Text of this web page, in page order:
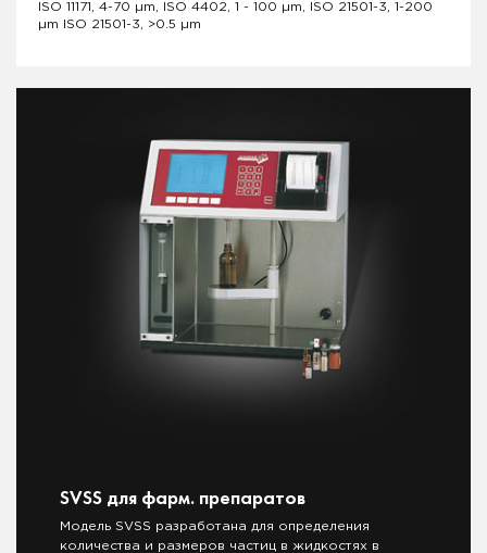
ISO 11171, 4-70 µm, ISO 4402, 1 - 100 µm, ISO 21501-3, 1-200
µm ISO 21501-3, >0.5 µm
SVSS для фарм. препаратов
Модель SVSS разработана для определения
количества и размеров частиц в жидкостях в